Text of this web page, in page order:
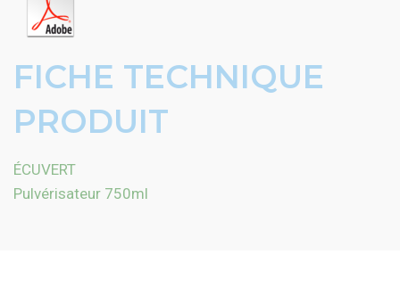
FICHE TECHNIQUE
PRODUIT
ÉCUVERT
Pulvérisateur 750ml